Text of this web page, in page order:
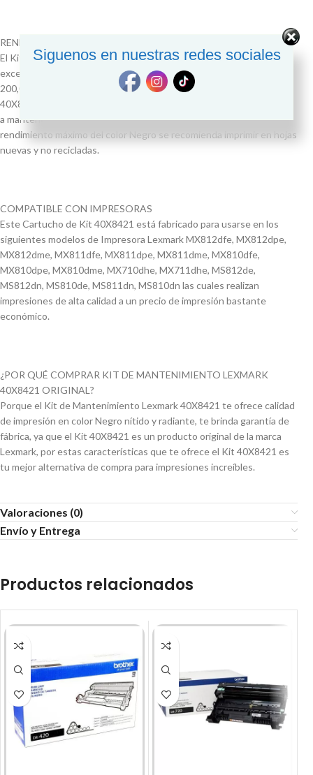
RENDIMIENTO DEL COLOR NEGRO
El Kit de Mantenimiento Lexmark 40X8421 tiene un rendimiento
excelente si se trata de impresiones de calidad, la cual te rinde para
200,000 páginas de impresión aproximadamente, este cartucho
40X8421 viene con insumo tecnológico de color Negro la cual ayuda
a mantener su impresora en óptimas condiciones, para su
rendimiento máximo del color Negro se recomienda imprimir en hojas
nuevas y no recicladas.
COMPATIBLE CON IMPRESORAS
Este Cartucho de Kit 40X8421 está fabricado para usarse en los
siguientes modelos de Impresora Lexmark MX812dfe, MX812dpe,
MX812dme, MX811dfe, MX811dpe, MX811dme, MX810dfe,
MX810dpe, MX810dme, MX710dhe, MX711dhe, MS812de,
MS812dn, MS810de, MS811dn, MS810dn las cuales realizan
impresiones de alta calidad a un precio de impresión bastante
económico.
¿POR QUÉ COMPRAR KIT DE MANTENIMIENTO LEXMARK
40X8421 ORIGINAL?
Porque el Kit de Mantenimiento Lexmark 40X8421 te ofrece calidad
de impresión en color Negro nítido y radiante, te brinda garantía de
fábrica, ya que el Kit 40X8421 es un producto original de la marca
Lexmark, por estas características que te ofrece el Kit 40X8421 es
tu mejor alternativa de compra para impresiones increíbles.
Valoraciones (0)
Envío y Entrega
Productos relacionados
Siguenos en nuestras redes sociales